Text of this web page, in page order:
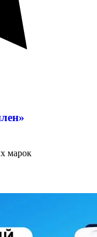
марок